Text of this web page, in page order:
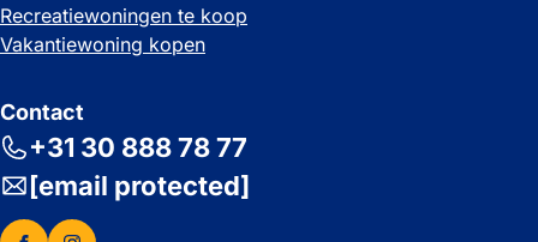
Recreatiewoningen te koop
Vakantiewoning kopen
Contact
+31 30 888 78 77
[email protected]